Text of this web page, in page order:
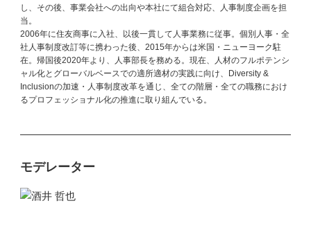
し、その後、事業会社への出向や本社にて組合対応、人事制度企画を担
当。
2006年に住友商事に入社、以後一貫して人事業務に従事。個別人事・全
社人事制度改訂等に携わった後、2015年からは米国・ニューヨーク駐
在。帰国後2020年より、人事部長を務める。現在、人材のフルポテンシ
ャル化とグローバルベースでの適所適材の実践に向け、Diversity &
Inclusionの加速・人事制度改革を通じ、全ての階層・全ての職務におけ
るプロフェッショナル化の推進に取り組んでいる。
モデレーター